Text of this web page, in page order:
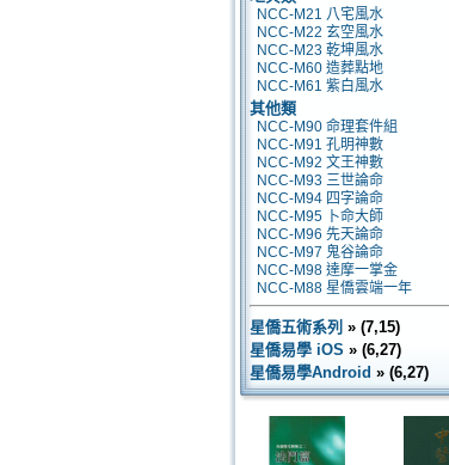
NCC-M21 八宅風水
NCC-M22 玄空風水
NCC-M23 乾坤風水
NCC-M60 造葬點地
NCC-M61 紫白風水
其他類
NCC-M90 命理套件組
NCC-M91 孔明神數
NCC-M92 文王神數
NCC-M93 三世論命
NCC-M94 四字論命
NCC-M95 卜命大師
NCC-M96 先天論命
NCC-M97 鬼谷論命
NCC-M98 達摩一掌金
NCC-M88 星僑雲端一年
星僑五術系列 » (7,15)
星僑易學 iOS » (6,27)
星僑易學Android » (6,27)